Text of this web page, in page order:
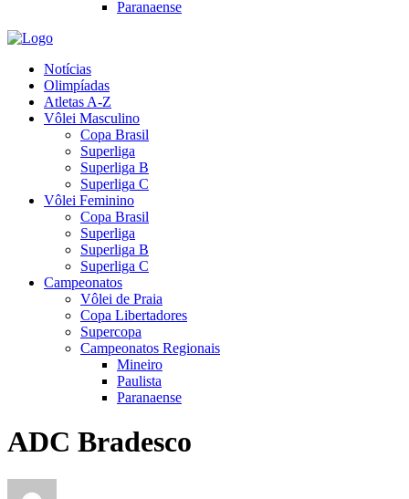
Paranaense
Notícias
Olimpíadas
Atletas A-Z
Vôlei Masculino
Copa Brasil
Superliga
Superliga B
Superliga C
Vôlei Feminino
Copa Brasil
Superliga
Superliga B
Superliga C
Campeonatos
Vôlei de Praia
Copa Libertadores
Supercopa
Campeonatos Regionais
Mineiro
Paulista
Paranaense
ADC Bradesco